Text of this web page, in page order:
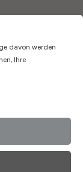
davon werden
Ihre